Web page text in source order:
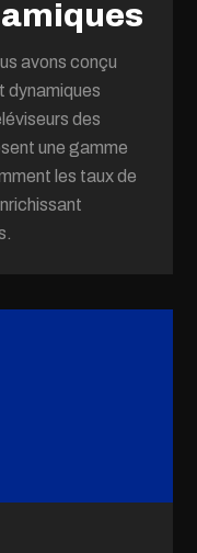
avons conçu
dynamiques
des
une gamme
les taux de